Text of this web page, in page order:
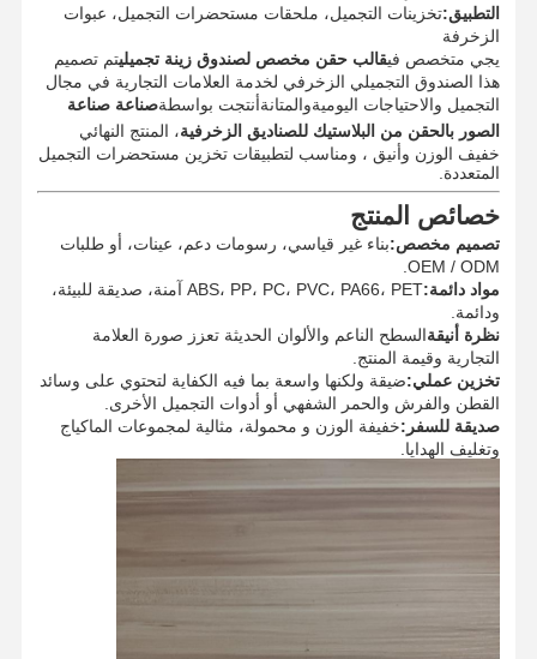
التطبيق:تخزينات التجميل، ملحقات مستحضرات التجميل، عبوات
الزخرفة
يجي متخصص فيقالب حقن مخصص لصندوق زينة تجميليتم تصميم
هذا الصندوق التجميلي الزخرفي لخدمة العلامات التجارية في مجال
التجميل والاحتياجات اليوميةوالمتانةأنتجت بواسطةصناعة صناعة
الصور بالحقن من البلاستيك للصناديق الزخرفية، المنتج النهائي
خفيف الوزن وأنيق ، ومناسب لتطبيقات تخزين مستحضرات التجميل
المتعددة.
خصائص المنتج
تصميم مخصص:بناء غير قياسي، رسومات دعم، عينات، أو طلبات
OEM / ODM.
مواد دائمة:
ABS، PP، PC، PVC، PA66، PET ‬آمنة، صديقة للبيئة،
ودائمة.
نظرة أنيقةالسطح الناعم والألوان الحديثة تعزز صورة العلامة
التجارية وقيمة المنتج.
تخزين عملي:ضيقة ولكنها واسعة بما فيه الكفاية لتحتوي على وسائد
القطن والفرش والحمر الشفهي أو أدوات التجميل الأخرى.
صديقة للسفر:خفيفة الوزن و محمولة، مثالية لمجموعات الماكياج
وتغليف الهدايا.